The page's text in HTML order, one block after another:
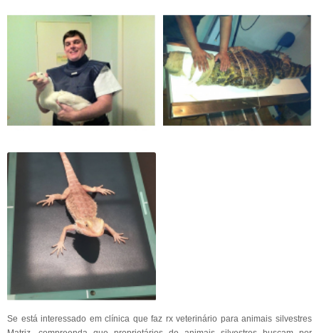
Se está interessado em clínica que faz rx veterinário para animais silvestres